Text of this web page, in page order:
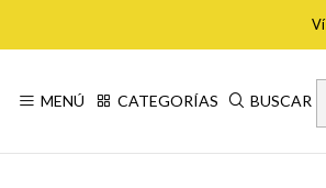
MENÚ CATEGORÍAS BUSCAR